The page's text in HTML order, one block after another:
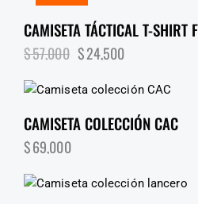
¡OFERTA!
CAMISETA TÁCTICAL T-SHIRT
$57,000 $24,500
CAMISETA COLECCIÓN CAC
$69,000